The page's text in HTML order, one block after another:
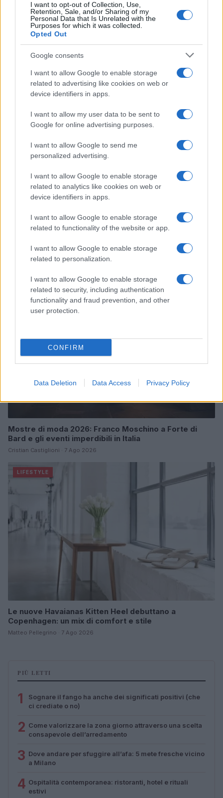
I want to opt-out of Collection, Use,
Retention, Sale, and/or Sharing of my
Personal Data that Is Unrelated with the
Purposes for which it was collected.
Opted Out
Google consents
I want to allow Google to enable storage
related to advertising like cookies on web or
device identifiers in apps.
I want to allow my user data to be sent to
Google for online advertising purposes.
I want to allow Google to send me
personalized advertising.
I want to allow Google to enable storage
related to analytics like cookies on web or
device identifiers in apps.
I want to allow Google to enable storage
related to functionality of the website or app.
I want to allow Google to enable storage
related to personalization.
I want to allow Google to enable storage
related to security, including authentication
functionality and fraud prevention, and other
user protection.
CONFIRM
Data Deletion Data Access Privacy Policy
Continua a leggere
Italia, cultura e soft power: come valorizzare il nostro
patrimonio
LIFESTYLE
Mostre di moda 2026: Franco Moschino a Forte di
Bard e gli eventi imperdibili in Italia
Cristian Castiglioni · 7 Ago 2026
LIFESTYLE
Le nuove Havaianas Kitten Heel debuttano a
Copenhagen: un mix di comfort e stile
Matteo Pellegrino · 7 Ago 2026
PIÙ LETTI
1
Sognare il fango ha anche dei significati positivi (che
ci crediate o no)
2 Come valorizzare la zona giorno attraverso una scelta
consapevole dell’arredamento
3 Dove andare per sfuggire all’afa: 5 mete fresche vicino
a Milano
4 Ospitalità contemporanea: ristoranti, hotel e rituali
estivi